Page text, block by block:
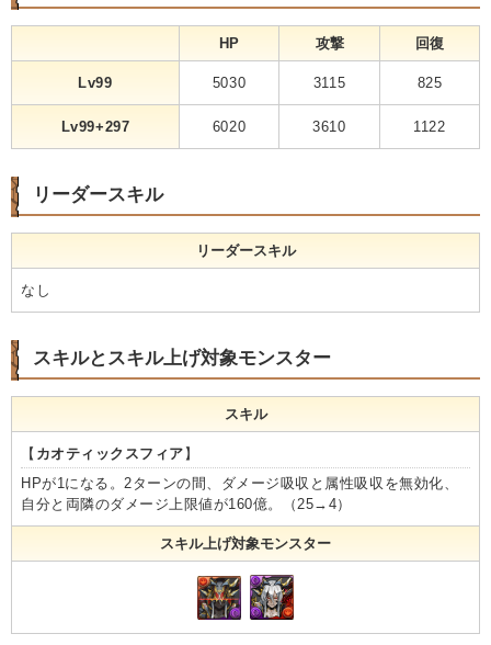
HP 攻撃 回復
Lv99 5030 3115 825
Lv99+297 6020 3610 1122
リーダースキル
リーダースキル
なし
スキルとスキル上げ対象モンスター
スキル
【 カオティックスフィア 】
HPが1になる。2ターンの間、ダメージ吸収と属性吸収を無効化、
自分と両隣のダメージ上限値が160億。（25→4）
スキル上げ対象モンスター